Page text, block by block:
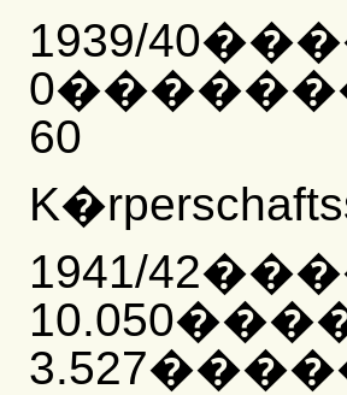
1939/
60
1941/